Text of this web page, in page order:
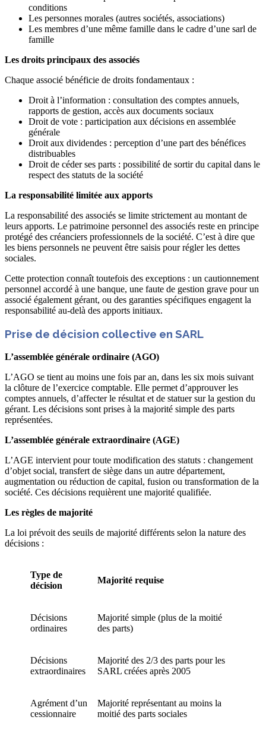
conditions
Les personnes morales (autres sociétés, associations)
Les membres d’une même famille dans le cadre d’une sarl de
famille
Les droits principaux des associés
Chaque associé bénéficie de droits fondamentaux :
Droit à l’information : consultation des comptes annuels,
rapports de gestion, accès aux documents sociaux
Droit de vote : participation aux décisions en assemblée
générale
Droit aux dividendes : perception d’une part des bénéfices
distribuables
Droit de céder ses parts : possibilité de sortir du capital dans le
respect des statuts de la société
La responsabilité limitée aux apports
La responsabilité des associés se limite strictement au montant de
leurs apports. Le patrimoine personnel des associés reste en principe
protégé des créanciers professionnels de la société. C’est à dire que
les biens personnels ne peuvent être saisis pour régler les dettes
sociales.
Cette protection connaît toutefois des exceptions : un cautionnement
personnel accordé à une banque, une faute de gestion grave pour un
associé également gérant, ou des garanties spécifiques engagent la
responsabilité au-delà des apports initiaux.
Prise de décision collective en SARL
L’assemblée générale ordinaire (AGO)
L’AGO se tient au moins une fois par an, dans les six mois suivant
la clôture de l’exercice comptable. Elle permet d’approuver les
comptes annuels, d’affecter le résultat et de statuer sur la gestion du
gérant. Les décisions sont prises à la majorité simple des parts
représentées.
L’assemblée générale extraordinaire (AGE)
L’AGE intervient pour toute modification des statuts : changement
d’objet social, transfert de siège dans un autre département,
augmentation ou réduction de capital, fusion ou transformation de la
société. Ces décisions requièrent une majorité qualifiée.
Les règles de majorité
La loi prévoit des seuils de majorité différents selon la nature des
décisions :
Type de
décision
Majorité requise
Décisions
ordinaires
Majorité simple (plus de la moitié
des parts)
Décisions
extraordinaires
Majorité des 2/3 des parts pour les
SARL créées après 2005
Agrément d’un
cessionnaire
Majorité représentant au moins la
moitié des parts sociales